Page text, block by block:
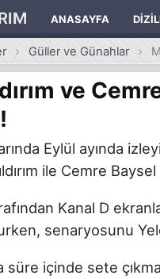
ANASAYFA
Güller ve Günahlar
ve
Eylül ayında
ile Cemre
Kanal D
senaryosunu
süre içinde sete